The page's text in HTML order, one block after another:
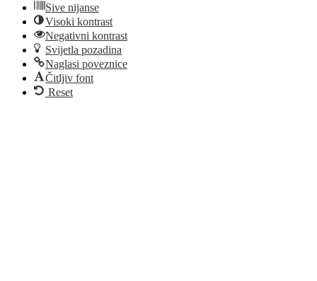
Sive nijanse
Visoki kontrast
Negativni kontrast
Svijetla pozadina
Naglasi poveznice
Čitljiv font
Reset